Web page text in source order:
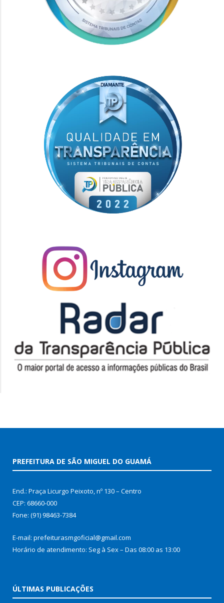
PREFEITURA DE SÃO MIGUEL DO GUAMÁ
End.: Praça Licurgo Peixoto, nº 130 – Centro
CEP: 68660-000
Fone: (91) 98463-7384
E-mail: prefeiturasmgoficial@gmail.com
Horário de atendimento: Seg à Sex – Das 08:00 as 13:00
ÚLTIMAS PUBLICAÇÕES